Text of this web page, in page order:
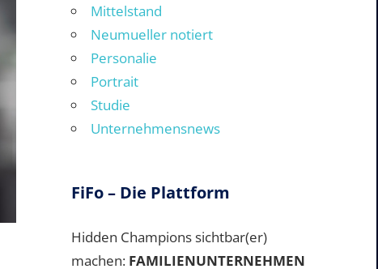
Mittelstand
Neumueller notiert
Personalie
Portrait
Studie
Unternehmensnews
FiFo – Die Plattform
Hidden Champions sichtbar(er)
machen: FAMILIENUNTERNEHMEN